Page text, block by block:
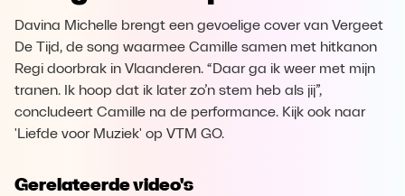
Davina Michelle brengt een gevoelige cover van Vergeet
De Tijd, de song waarmee Camille samen met hitkanon
Regi doorbrak in Vlaanderen. “Daar ga ik weer met mijn
tranen. Ik hoop dat ik later zo’n stem heb als jij”,
concludeert Camille na de performance. Kijk ook naar
'Liefde voor Muziek' op VTM GO.
Gerelateerde video's